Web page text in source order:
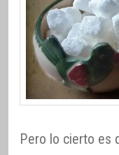
Pero lo cierto es